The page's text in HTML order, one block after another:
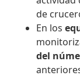
de
En los
del